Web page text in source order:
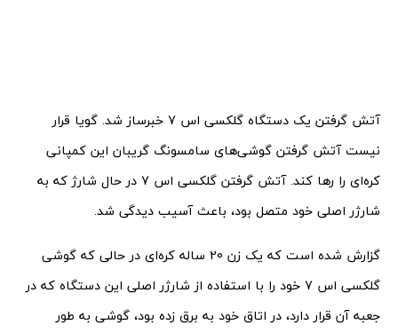
آتش گرفتن یک دستگاه گلکسی اس 7 خبرساز شد. گویا قرار
نیست آتش گرفتن گوشی‌های سامسونگ گریبان این کمپانی
کره‌ای را رها کند. آتش گرفتن گلکسی اس 7 در حال شارژ که به
شارژر اصلی خود متصل بود، باعث آسیب دیدگی شد.
گزارش شده است که یک زن 20 ساله کره‌ای در حالی که گوشی
گلکسی اس 7 خود را با استفاده از شارژر اصلی این دستگاه که در
جعبه آن قرار دارد، در اتاق خود به برق زده بود، گوشی به طور